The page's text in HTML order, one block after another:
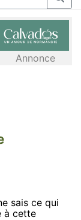
Annonce
sais ce qui
à cette